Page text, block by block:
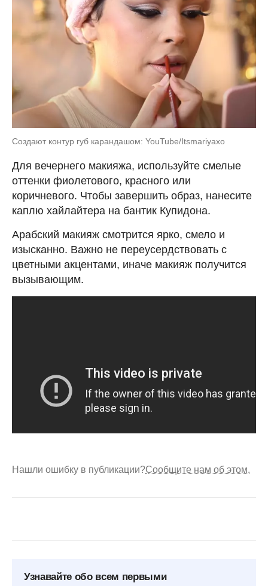
Создают контур губ карандашом: YouTube/Itsmariyaxo
Для вечернего макияжа, используйте смелые
оттенки фиолетового, красного или
коричневого. Чтобы завершить образ, нанесите
каплю хайлайтера на бантик Купидона.
Арабский макияж смотрится ярко, смело и
изысканно. Важно не переусердствовать с
цветными акцентами, иначе макияж получится
вызывающим.
Нашли ошибку в публикации?Сообщите нам об этом.
Узнавайте обо всем первыми